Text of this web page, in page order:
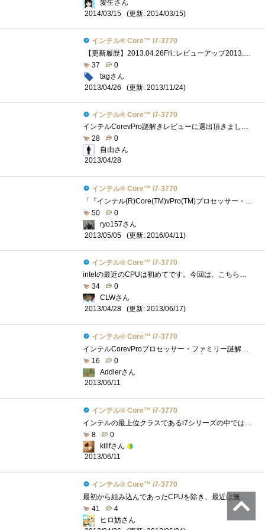
愛生さん
2014/03/15
(更新: 2014/03/15)
インテル® Core™ i7-3770
37
0
tagさん
2013/04/26
(更新: 2013/11/24)
インテル® Core™ i7-3770
28
0
自由さん
2013/04/28
インテル® Core™ i7-3770
50
0
ryo157さん
2013/05/05
(更新: 2016/04/11)
インテル® Core™ i7-3770
34
0
CLWさん
2013/04/28
(更新: 2013/06/17)
インテル® Core™ i7-3770
16
0
Addlerさん
2013/06/11
インテル® Core™ i7-3770
8
0
kilifさん
2013/06/11
インテル® Core™ i7-3770
41
4
ヒロ妨さん